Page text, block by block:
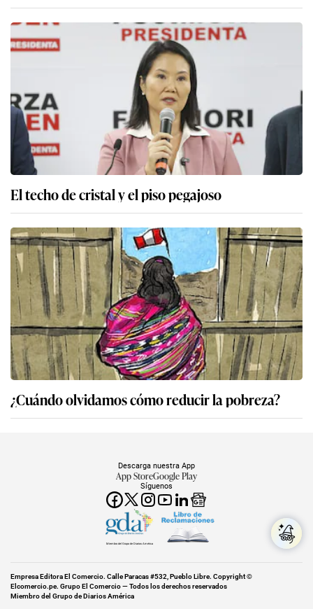
El techo de cristal y el piso pegajoso
¿Cuándo olvidamos cómo reducir la pobreza?
Síguenos
Descarga nuestra App
App StoreGoogle Play
Miembro del Grupo de Diarios América
Empresa Editora El Comercio. Calle Paracas #532, Pueblo Libre. Copyright ©
Elcomercio.pe. Grupo El Comercio — Todos los derechos reservados
Miembro del Grupo de Diarios América